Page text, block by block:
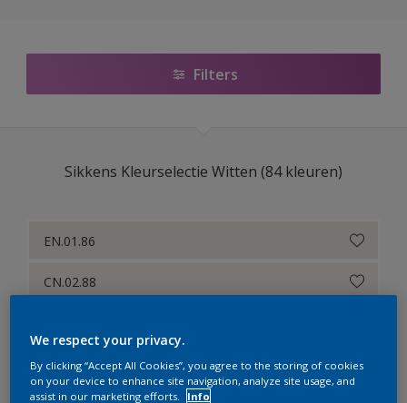
Sikkens ACC naar RAL
Sikkens Kleurselectie Witten
Sikkens Van Gogh Collectie kleuren
Filters
Sikkens Kleurselectie Witten (84 kleuren)
EN.01.86
CN.02.88
EN.02.90
We respect your privacy.
By clicking “Accept All Cookies”, you agree to the storing of cookies
on your device to enhance site navigation, analyze site usage, and
assist in our marketing efforts.
Info